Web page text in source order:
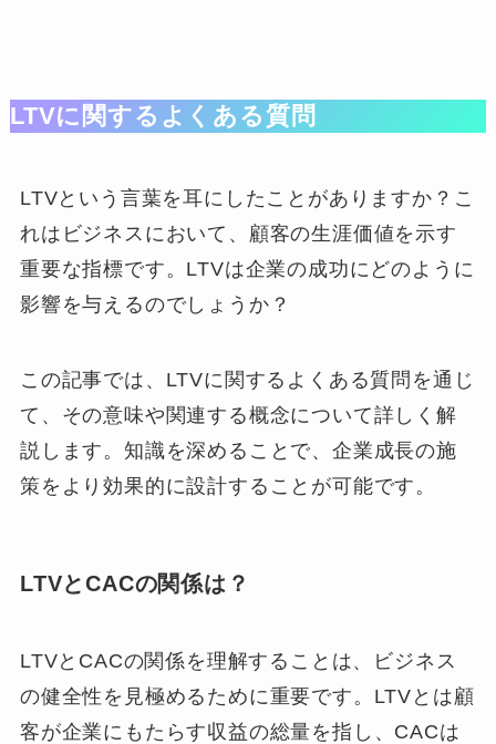
LTVに関するよくある質問
LTVという言葉を耳にしたことがありますか？こ
れはビジネスにおいて、顧客の生涯価値を示す
重要な指標です。LTVは企業の成功にどのように
影響を与えるのでしょうか？
この記事では、LTVに関するよくある質問を通じ
て、その意味や関連する概念について詳しく解
説します。知識を深めることで、企業成長の施
策をより効果的に設計することが可能です。
LTVとCACの関係は？
LTVとCACの関係を理解することは、ビジネス
の健全性を見極めるために重要です。LTVとは顧
客が企業にもたらす収益の総量を指し、CACは